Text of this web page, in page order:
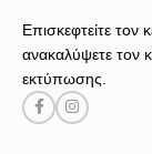
Επισκεφτείτε τον
ανακαλύψετε τον
εκτύπωσης.